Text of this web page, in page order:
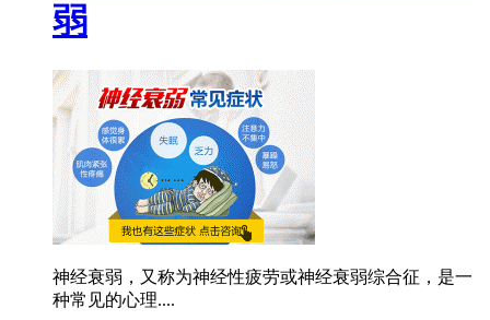
弱
神经衰弱，又称为神经性疲劳或神经衰弱综合征，是一
种常见的心理....